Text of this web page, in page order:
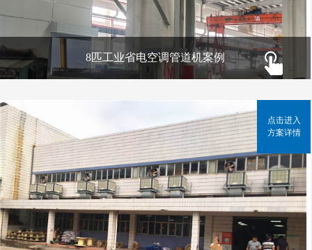
8匹工业省电空调管道机案例
点击进入
方案详情